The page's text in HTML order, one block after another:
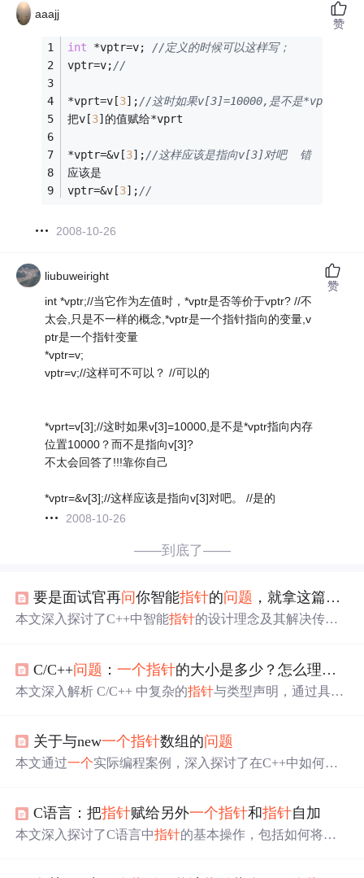
aaajj
int *vptr=v; //定义的时候可以这样写；
vptr=v;//
*vprt=v[3];//这时如果v[3]=10000,是不是*vptr指向
把v[3]的值赋给*vprt
*vptr=&v[3];//这样应该是指向v[3]对吧  错
应该是
vptr=&v[3];//
2008-10-26
赞
liubuweiright
int *vptr;//当它作为左值时，*vptr是否等价于vptr? //不
太会,只是不一样的概念,*vptr是一个指针指向的变量,v
ptr是一个指针变量
*vptr=v;
vptr=v;//这样可不可以？ //可以的
*vprt=v[3];//这时如果v[3]=10000,是不是*vptr指向内存
位置10000？而不是指向v[3]?
不太会回答了!!!靠你自己
*vptr=&v[3];//这样应该是指向v[3]对吧。 //是的
2008-10-26
赞
——到底了——
要是面试官再问你智能指针的问 题 ，就拿这篇文章“盘他”！！！
本文深入探讨了C++中智能指针的设计理念及其解决传统
工作原理，并提供了一个简单的测试程序来验证其功能。
C/C++问题 ：一个指针的大小是多少？怎么理解
本文深入解析 C/C++ 中复杂的指针与类型声明，通过具体
关于与new一个指针数组的问题
本文通过一个实际编程案例，深入探讨了在C++中如何正
ew操作符创建的对象指针赋值给指针数组元素，并提供了
正确的初始化和释放内存的方法。
C语言：把指针赋给另外一个指针和指针自加
本文深入探讨了C语言中指针的基本操作，包括如何将一